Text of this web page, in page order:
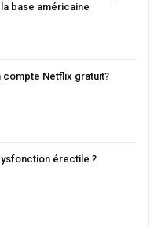
base américaine
compte Netflix gratuit?
érectile ?